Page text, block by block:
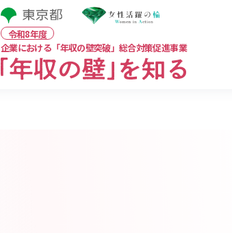
令和8年度
企業における「年収の壁突破」総合対策促進事業